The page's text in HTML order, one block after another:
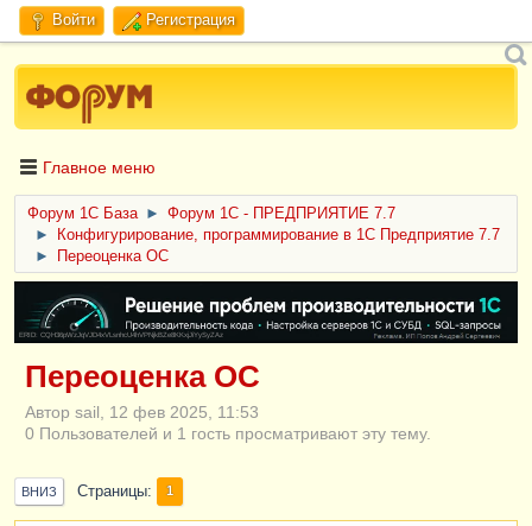
Войти Регистрация
Главное меню
Форум 1C База ►
Форум 1С - ПРЕДПРИЯТИЕ 7.7
►
Конфигурирование, программирование в 1С Предприятие 7.7
►
Переоценка ОС
ERID: CQH36pWzJqVJD4xVLsnhcU4hVPNjkBZe8KKxjJiYySyZAz
Переоценка ОС
Автор sail, 12 фев 2025, 11:53
0 Пользователей и 1 гость просматривают эту тему.
ВНИЗ Страницы 1